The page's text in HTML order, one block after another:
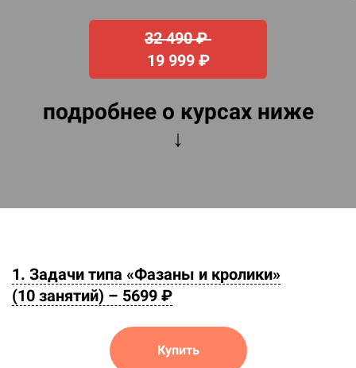
32 490 ₽
19 999 ₽
подробнее о курсах ниже
↓
1. Задачи типа «Фазаны и кролики»
(10 занятий) – 5699 ₽
Купить